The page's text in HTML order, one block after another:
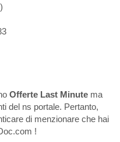
Offerte Last Minutema
del ns portale. Pertanto,
di menzionare che hai
!